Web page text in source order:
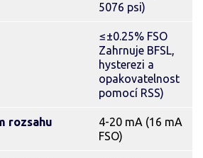
5076 psi)
≤±0.25% FSO
Zahrnuje BFSL,
hysterezi a
opakovatelnost
pomocí RSS)
rozsahu
4-20 mA (16 mA
FSO)